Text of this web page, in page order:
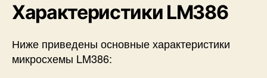
и
е
Характеристики LM386
Ниже приведены основные характеристики
микросхемы LM386: